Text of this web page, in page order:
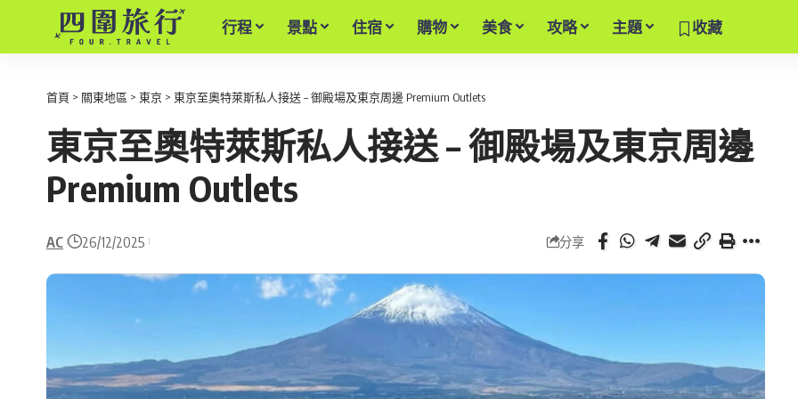
行程 景點 住宿 購物 美食 攻略 主題 收藏
首頁 > 關東地區 > 東京 > 東京至奧特萊斯私人接送 – 御殿場及東京周邊 Premium Outlets
東京至奧特萊斯私人接送 – 御殿場及東京周邊
Premium Outlets
AC 26/12/2025 分享